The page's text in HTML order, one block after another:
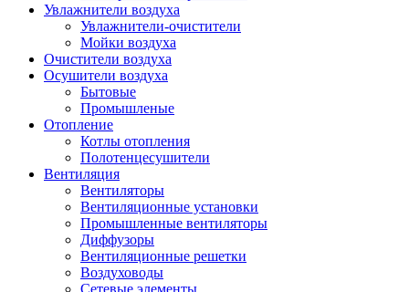
Увлажнители воздуха
Увлажнители-очистители
Мойки воздуха
Очистители воздуха
Осушители воздуха
Бытовые
Промышленые
Отопление
Котлы отопления
Полотенцесушители
Вентиляция
Вентиляторы
Вентиляционные установки
Промышленные вентиляторы
Диффузоры
Вентиляционные решетки
Воздуховоды
Сетевые элементы